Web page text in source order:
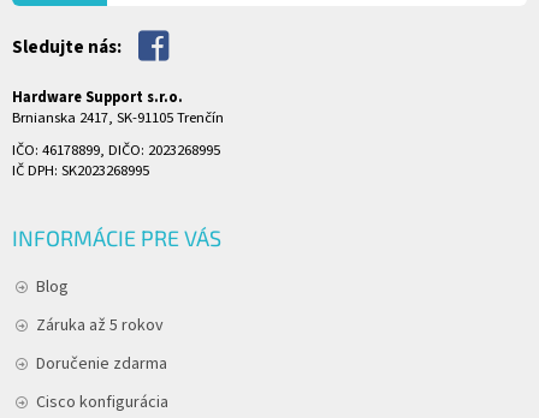
Sledujte nás:
Hardware Support s.r.o.
Brnianska 2417, SK-91105 Trenčín
IČO: 46178899, DIČO: 2023268995
IČ DPH: SK2023268995
INFORMÁCIE PRE VÁS
Blog
Záruka až 5 rokov
Doručenie zdarma
Cisco konfigurácia